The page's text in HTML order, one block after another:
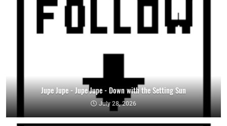
Jupe Jupe - Jupe Jupe - Down with the Setting Sun
July 28, 2026